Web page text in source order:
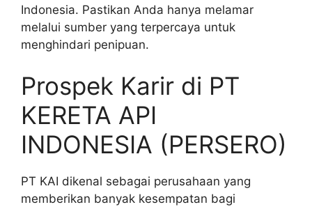
Indonesia. Pastikan Anda hanya melamar
melalui sumber yang terpercaya untuk
menghindari penipuan.
Prospek Karir di PT
KERETA API
INDONESIA (PERSERO)
PT KAI dikenal sebagai perusahaan yang
memberikan banyak kesempatan bagi